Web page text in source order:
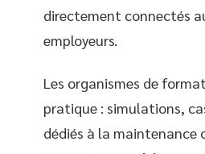
directement connectés
employeurs.
Les organismes de
pratique : simulations,
dédiés à la maintenance